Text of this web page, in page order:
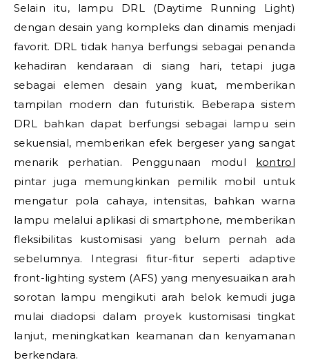
Selain itu, lampu DRL (Daytime Running Light)
dengan desain yang kompleks dan dinamis menjadi
favorit. DRL tidak hanya berfungsi sebagai penanda
kehadiran kendaraan di siang hari, tetapi juga
sebagai elemen desain yang kuat, memberikan
tampilan modern dan futuristik. Beberapa sistem
DRL bahkan dapat berfungsi sebagai lampu sein
sekuensial, memberikan efek bergeser yang sangat
menarik perhatian. Penggunaan modul kontrol
pintar juga memungkinkan pemilik mobil untuk
mengatur pola cahaya, intensitas, bahkan warna
lampu melalui aplikasi di smartphone, memberikan
fleksibilitas kustomisasi yang belum pernah ada
sebelumnya. Integrasi fitur-fitur seperti adaptive
front-lighting system (AFS) yang menyesuaikan arah
sorotan lampu mengikuti arah belok kemudi juga
mulai diadopsi dalam proyek kustomisasi tingkat
lanjut, meningkatkan keamanan dan kenyamanan
berkendara.